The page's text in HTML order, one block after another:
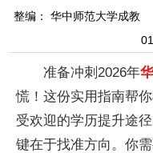
整编： 华中师范大学成教
准备冲刺2026年
慌！这份实用指南帮
受欢迎的学历提升途
键在于找准方向。你